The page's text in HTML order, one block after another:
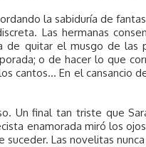
la sabiduría de
Las hermanas
quitar el musgo de las
o de hacer lo que
cantos… En el cansancio
Un final tan triste que
enamorada miró los
suceder. Las novelitas